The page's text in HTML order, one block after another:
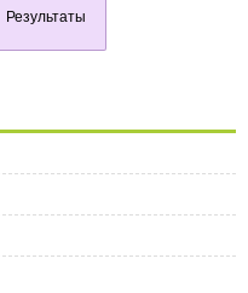
Результаты